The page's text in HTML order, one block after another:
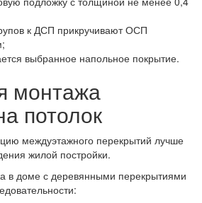
к ДСП прикручивают ОСП
выбранное напольное покрытие.
монтажа
потолок
междуэтажного перекрытий лучше
жилой постройки.
в доме с деревянными перекрытиями